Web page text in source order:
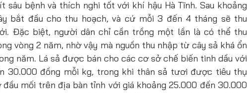
sâu bệnh và thích nghi tốt với khí hậu Hà Tĩnh. Sau khoảng
bắt đầu cho thu hoạch, và cứ mỗi 3 đến 4 tháng sẽ thu
Đặc biệt, người dân chỉ cần trồng một lần là có thể thu
vòng 2 năm, nhờ vậy mà nguồn thu nhập từ cây sả khá ổn
năm. Lá sả được bán cho các cơ sở chế biến tinh dầu với
30.000 đồng mỗi kg, trong khi thân sả tươi được tiêu thụ
mối trên địa bàn tỉnh với giá khoảng 25.000 đến 30.000